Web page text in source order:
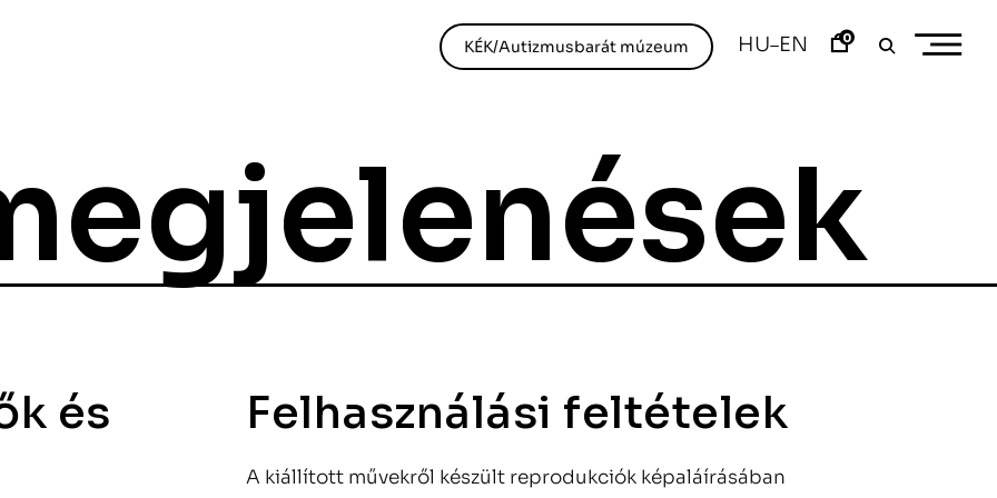
KÉK/Autizmusbarát múzeum HU–EN 0
és
Felhasználási feltételek
A kiállított művekről készült reprodukciók képaláírásában